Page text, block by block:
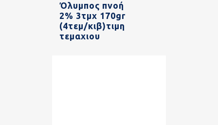
Όλυμπος πνοή
2% 3τμχ 170gr
(4τεμ/κιβ)τιμη
τεμαχιου